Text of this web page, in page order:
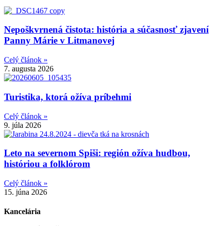
Nepoškvrnená čistota: história a súčasnosť zjavení
Panny Márie v Litmanovej
Celý článok »
7. augusta 2026
Turistika, ktorá ožíva príbehmi
Celý článok »
9. júla 2026
Leto na severnom Spiši: región ožíva hudbou,
históriou a folklórom
Celý článok »
15. júna 2026
Kancelária